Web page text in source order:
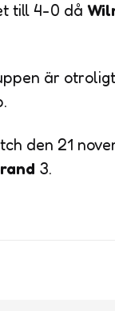
till 4-0 då
är
den 21
3.